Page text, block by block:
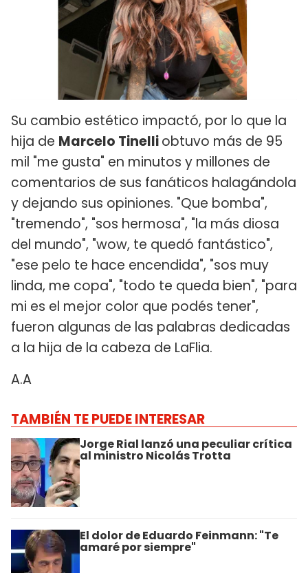
Su cambio estético impactó, por lo que la
hija de Marcelo Tinelliobtuvo más de 95
mil "me gusta" en minutos y millones de
comentarios de sus fanáticos halagándola
y dejando sus opiniones. "Que bomba",
"tremendo", "sos hermosa", "la más diosa
del mundo", "wow, te quedó fantástico",
"ese pelo te hace encendida", "sos muy
linda, me copa", "todo te queda bien", "para
mi es el mejor color que podés tener",
fueron algunas de las palabras dedicadas
a la hija de la cabeza de LaFlia.
A.A
TAMBIÉN TE PUEDE INTERESAR
Jorge Rial lanzó una peculiar crítica
al ministro Nicolás Trotta
El dolor de Eduardo Feinmann: "Te
amaré por siempre"